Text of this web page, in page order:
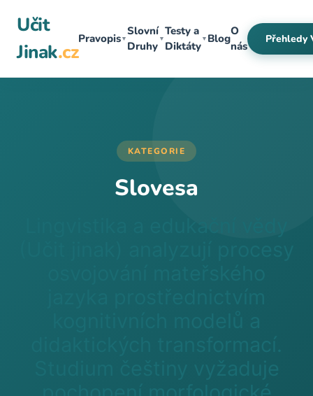
obsah
Učit
Jinak.cz
Pravopis▼
Slovní
Druhy
▼
Testy a
Diktáty
▼ Blog
O
nás
Přehledy
KATEGORIE
Slovesa